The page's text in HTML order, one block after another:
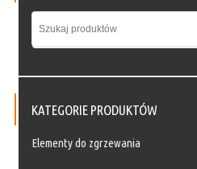
KATEGORIE PRODUKTÓW
Elementy do zgrzewania